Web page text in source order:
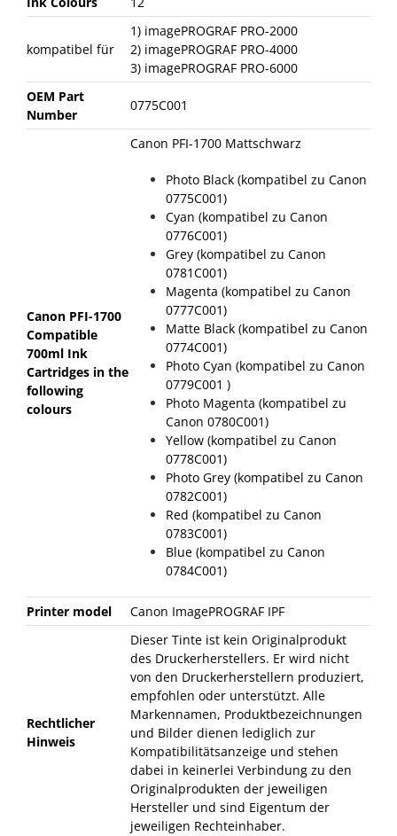
kompatibel für
1) imagePROGRAF PRO-2000
2) imagePROGRAF PRO-4000
3) imagePROGRAF PRO-6000
OEM Part
Number
0775C001
Canon PFI-1700
Compatible
700ml Ink
Cartridges in the
following
colours
Canon PFI-1700 Mattschwarz
Photo Black (kompatibel zu Canon
0775C001)
Cyan (kompatibel zu Canon
0776C001)
Grey (kompatibel zu Canon
0781C001)
Magenta (kompatibel zu Canon
0777C001)
Matte Black (kompatibel zu Canon
0774C001)
Photo Cyan (kompatibel zu Canon
0779C001 )
Photo Magenta (kompatibel zu
Canon 0780C001)
Yellow (kompatibel zu Canon
0778C001)
Photo Grey (kompatibel zu Canon
0782C001)
Red (kompatibel zu Canon
0783C001)
Blue (kompatibel zu Canon
0784C001)
Printer model Canon ImagePROGRAF IPF
Rechtlicher
Hinweis
Dieser Tinte ist kein Originalprodukt
des Druckerherstellers. Er wird nicht
von den Druckerherstellern produziert,
empfohlen oder unterstützt. Alle
Markennamen, Produktbezeichnungen
und Bilder dienen lediglich zur
Kompatibilitätsanzeige und stehen
dabei in keinerlei Verbindung zu den
Originalprodukten der jeweiligen
Hersteller und sind Eigentum der
jeweiligen Rechteinhaber.